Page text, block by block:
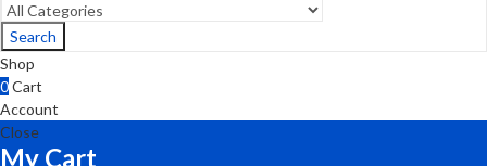
Search
Shop
0Cart
Account
Close
My Cart